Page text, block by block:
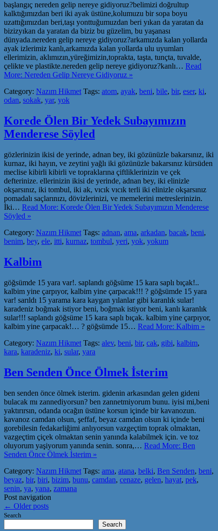
başlangıç nereden gelip nereye gidiyoruz?belimizi doğrultup
kalktığımızdan beri iki ayak üstüne,kolumuzu bir sopa boyu
uzattığımızdan beri,taşı yonttuğumuzdan beri yıkan da yaratan da
bizizyıkan da yaratan da biziz bu güzelim, bu yaşanası
dünyada.nereden gelip nereye gidiyoruz?arkamızda kalan yollarda
ayak izlerimiz kanlı,arkamızda kalan yollarda ulu uyumları
ellerimizin, aklımızın,yüreğimizin,toprakta, taşta, tunçta, tuvalde,
çelikte ve plastikte.nereden gelip nereye gidiyoruz?kanlı… Read
More: Nereden Gelip Nereye Gidiyoruz »
Category: Nazım Hikmet Tags: atom, ayak, beni, bile, bir, eser, ki,
odan, sokak, yar, yok
Korede Ölen Bir Yedek Subayımızın
Menderese Söyled
gözlerinizin ikisi de yerinde, adnan bey, iki gözünüzle bakarsınız, iki
kurnaz, iki hayın, ve zeytini yağlı iki gözünüzle bakarsınız kürsüden
meclise kibirli kibirli ve topraklarına çiftliklerinizin ve çek
defterinize. ellerinizin ikisi de yerinde, adnan bey, iki elinizle
okşarsınız, iki tombul, iki ak, vıcık vıcık terli iki elinizle okşarsınız
pomadalı saçlarınızı, dövizlerinizi, ve memelerini metreslerinizin.
İki… Read More: Korede Ölen Bir Yedek Subayımızın Menderese
Söyled »
Category: Nazım Hikmet Tags: adnan, ama, arkadan, bacak, beni,
benim, bey, ele, itti, kurnaz, tombul, yeri, yok, yokum
Kalbim
göğsümde 15 yara var!. saplandı göğsüme 15 kara saplı bıçak!..
kalbim yine çarpıyor, kalbim yine çarpacak!!! ? göğsümde 15 yara
var! sarıldı 15 yarama kara kaygan yılanlar gibi karanlık sular!
karadeniz boğmak istiyor beni, boğmak istiyor beni, kanlı karanlık
sular!!! saplandı göğsüme 15 kara saplı bıçak. kalbim yine çarpıyor,
kalbim yine çarpacak!… ? göğsümde 15… Read More: Kalbim »
Category: Nazım Hikmet Tags: alev, beni, bir, cak, gibi, kalbim,
kara, karadeniz, ki, sular, yara
Ben Senden Önce Ölmek İsterim
ben senden önce ölmek isterim. gidenin arkasından gelen gideni
bulacak mı zannediyorsun? ben zannetmiyorum bunu. iyisi mi,beni
yaktırırsın, odanda ocağın üstüne korsun içinde bir kavanozun.
kavanoz camdan olsun, şeffaf, beyaz camdan olsun ki içinde beni
gorebilesin fedakarliğimi anlıyorsun vazgeçtim toprak olmaktan,
vazgeçtim çiçek olmaktan senin yanında kalabilmek için. ve toz
oluyorum yaşiyorum yanında senin. sonra,… Read More: Ben
Senden Önce Ölmek İsterim »
Category: Nazım Hikmet Tags: ama, atana, belki, Ben Senden, beni,
beyaz, bir, biri, bizim, bunu, camdan, cenaze, gelen, hayat, pek,
senin, ya, yana, zamana
Post navigation
← Older posts
Search
Search